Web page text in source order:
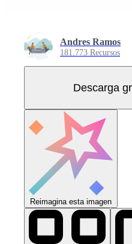
Andres Ramos
181.773 Recursos
Descarga
Reimagina esta imagen